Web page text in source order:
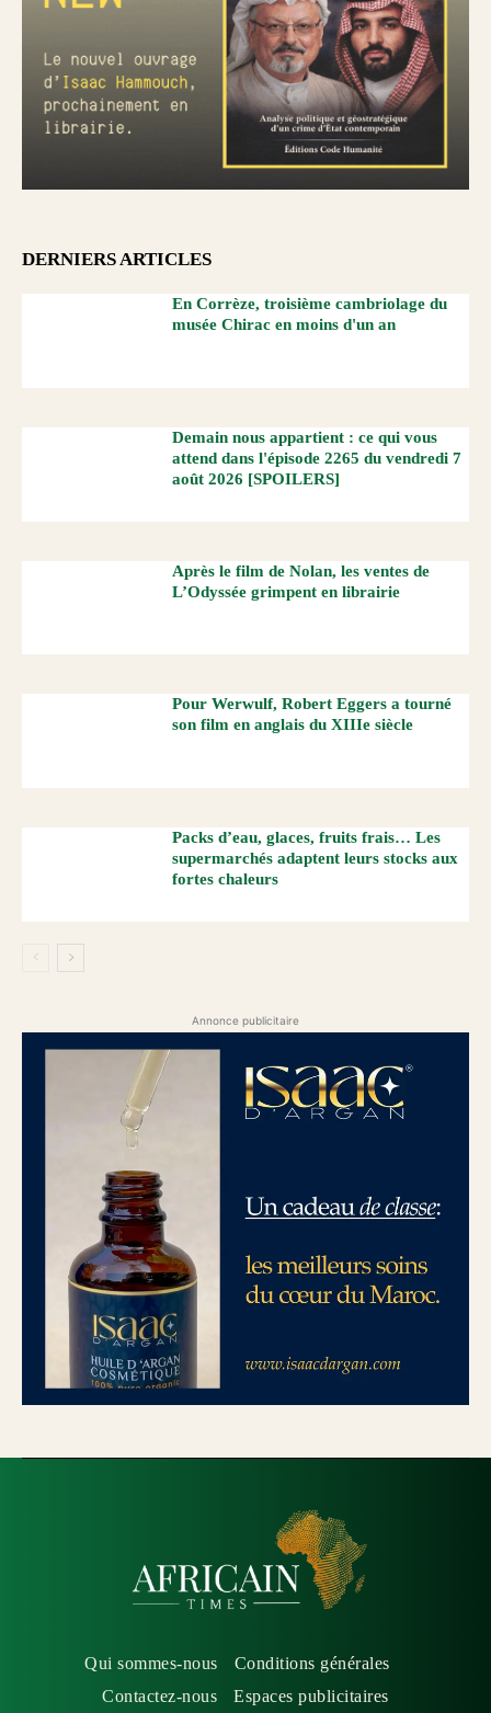
DERNIERS ARTICLES
En Corrèze, troisième cambriolage du
musée Chirac en moins d'un an
Demain nous appartient : ce qui vous
attend dans l'épisode 2265 du vendredi 7
août 2026 [SPOILERS]
Après le film de Nolan, les ventes de
L’Odyssée grimpent en librairie
Pour Werwulf, Robert Eggers a tourné
son film en anglais du XIIIe siècle
Packs d’eau, glaces, fruits frais… Les
supermarchés adaptent leurs stocks aux
fortes chaleurs
Annonce publicitaire
Qui sommes-nous
Conditions générales
Contactez-nous
Espaces publicitaires